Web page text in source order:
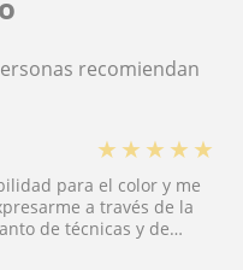
recomiendan
★ ★ ★ ★ ★
para el color y me
a través de la
de técnicas y de
se me pasan